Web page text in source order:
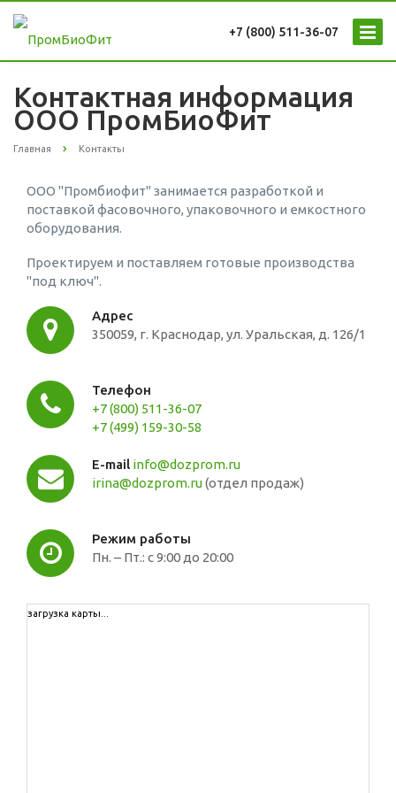
+7 (800) 511-36-07
Контактная информация
ООО ПромБиоФит
Главная Контакты
ООО "Промбиофит" занимается разработкой и
поставкой фасовочного, упаковочного и емкостного
оборудования.
Проектируем и поставляем готовые производства
"под ключ".
Адрес
350059, г. Краснодар, ул. Уральская, д. 126/1
Телефон
+7 (800) 511-36-07
+7 (499) 159-30-58
E-mail info@dozprom.ru
irina@dozprom.ru(отдел продаж)
Режим работы
Пн. – Пт.: с 9:00 до 20:00
загрузка карты...